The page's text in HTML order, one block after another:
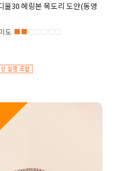
30 헤링본 목도리 도안(동영
도 ■■□□□□□